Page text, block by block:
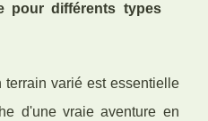
pour différents types
terrain varié est essentielle
d'une vraie aventure en